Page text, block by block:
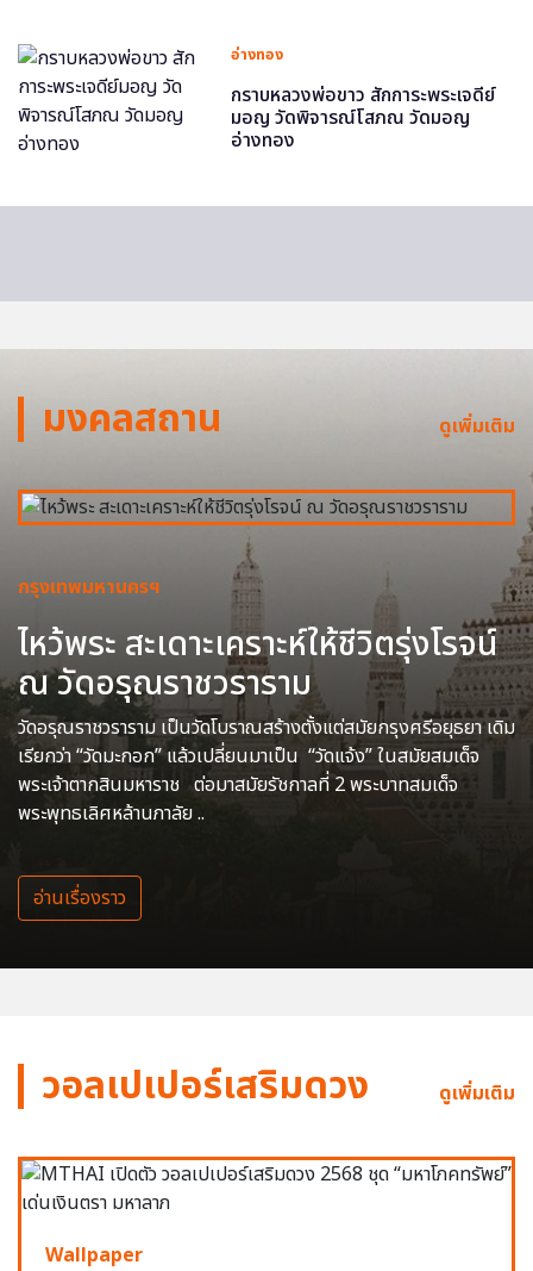
อ่างทอง
กราบหลวงพ่อขาว สักการะพระเจดีย์
มอญ วัดพิจารณ์โสภณ วัดมอญ
อ่างทอง
มงคลสถาน ดูเพิ่มเติม
กรุงเทพมหานครฯ
ไหว้พระ สะเดาะเคราะห์ให้ชีวิตรุ่งโรจน์
ณ วัดอรุณราชวราราม
วัดอรุณราชวราราม เป็นวัดโบราณสร้างตั้งแต่สมัยกรุงศรีอยุธยา เดิม
เรียกว่า “วัดมะกอก” แล้วเปลี่ยนมาเป็น “วัดแจ้ง” ในสมัยสมเด็จ
พระเจ้าตากสินมหาราช ต่อมาสมัยรัชกาลที่ 2 พระบาทสมเด็จ
พระพุทธเลิศหล้านภาลัย ..
อ่านเรื่องราว
วอลเปเปอร์เสริมดวง ดูเพิ่มเติม
Wallpaper